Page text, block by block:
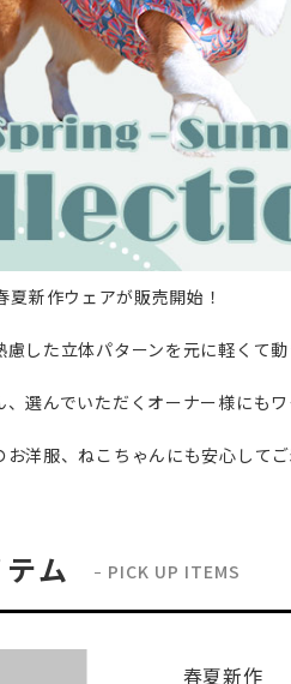
夏新作ウェアが販売開始！
した立体パターンを元に軽くて
選んでいただくオーナー様にも
洋服、ねこちゃんにも安心してご
ム PICK UP ITEMS
春夏新作